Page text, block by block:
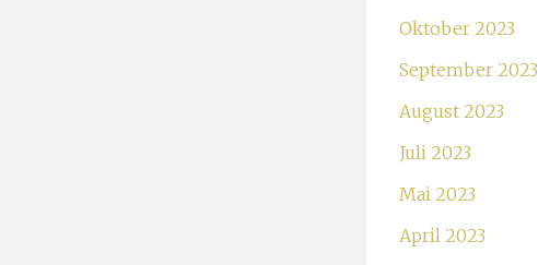
Oktober 2023
September 2023
August 2023
Juli 2023
Mai 2023
April 2023